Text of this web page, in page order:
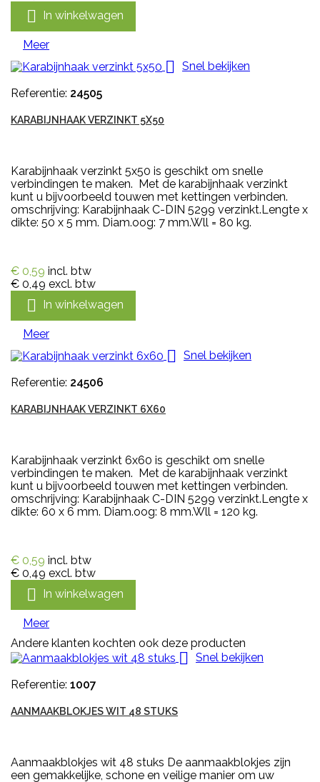
 In winkelwagen
Meer
 Snel bekijken
Referentie: 24505
KARABIJNHAAK VERZINKT 5X50
Karabijnhaak verzinkt 5x50 is geschikt om snelle
verbindingen te maken. Met de karabijnhaak verzinkt
kunt u bijvoorbeeld touwen met kettingen verbinden.
omschrijving: Karabijnhaak C-DIN 5299 verzinkt.Lengte x
dikte: 50 x 5 mm. Diam.oog: 7 mm.Wll = 80 kg.
€ 0,59 incl. btw
€ 0,49 excl. btw
 In winkelwagen
Meer
 Snel bekijken
Referentie: 24506
KARABIJNHAAK VERZINKT 6X60
Karabijnhaak verzinkt 6x60 is geschikt om snelle
verbindingen te maken. Met de karabijnhaak verzinkt
kunt u bijvoorbeeld touwen met kettingen verbinden.
omschrijving: Karabijnhaak C-DIN 5299 verzinkt.Lengte x
dikte: 60 x 6 mm. Diam.oog: 8 mm.Wll = 120 kg.
€ 0,59 incl. btw
€ 0,49 excl. btw
 In winkelwagen
Meer
Andere klanten kochten ook deze producten
 Snel bekijken
Referentie: 1007
AANMAAKBLOKJES WIT 48 STUKS
Aanmaakblokjes wit 48 stuks De aanmaakblokjes zijn
een gemakkelijke, schone en veilige manier om uw